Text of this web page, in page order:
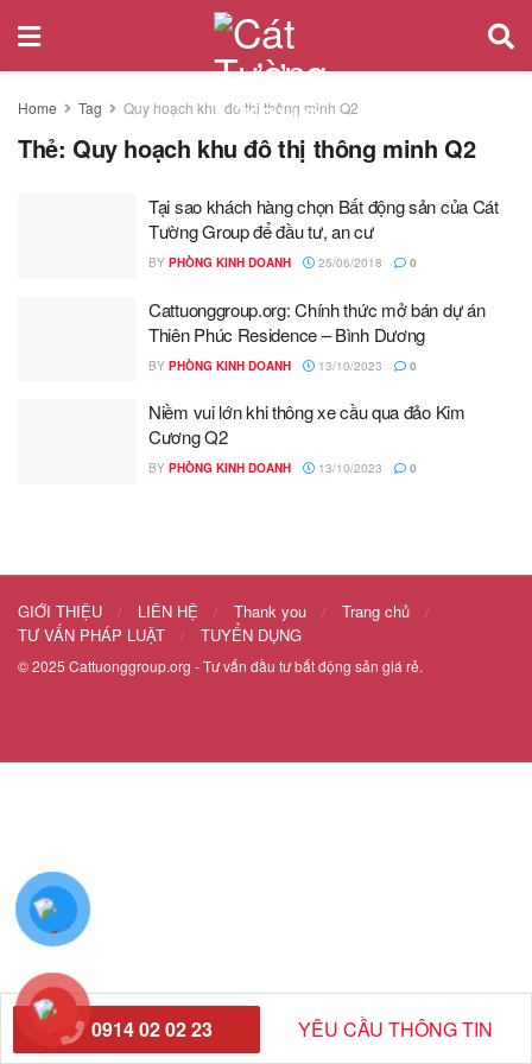
Home Tag Quy hoạch khu đô thị thông minh Q2
Thẻ: Quy hoạch khu đô thị thông minh Q2
Tại sao khách hàng chọn Bất động sản của Cát
Tường Group để đầu tư, an cư
BY PHÒNG KINH DOANH 25/06/2018 0
Cattuonggroup.org: Chính thức mở bán dự án
Thiên Phúc Residence – Bình Dương
BY PHÒNG KINH DOANH 13/10/2023 0
Niềm vui lớn khi thông xe cầu qua đảo Kim
Cương Q2
BY PHÒNG KINH DOANH 13/10/2023 0
GIỚI THIỆU LIÊN HỆ Thank you
Trang chủ
TƯ VẤN PHÁP LUẬT
TUYỂN DỤNG
© 2025 Cattuonggroup.org - Tư vấn đầu tư bất động sản giá rẻ.
0914 02 02 23 YÊU CẦU THÔNG TIN